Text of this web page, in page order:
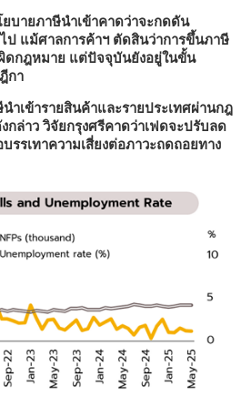
บายภาษีนำเข้าคาดว่าจะกดดัน
ป แม้ศาลการค้าฯ ตัดสินว่าการขึ้นภาษี
ดกฎหมาย แต่ปัจจุบันยังอยู่ในขั้น
กา
ำเข้ารายสินค้าและรายประเทศผ่านกฎ
กล่าว วิจัยกรุงศรีคาดว่าเฟดจะปรับลด
รรเทาความเสี่ยงต่อภาวะถดถอยทาง